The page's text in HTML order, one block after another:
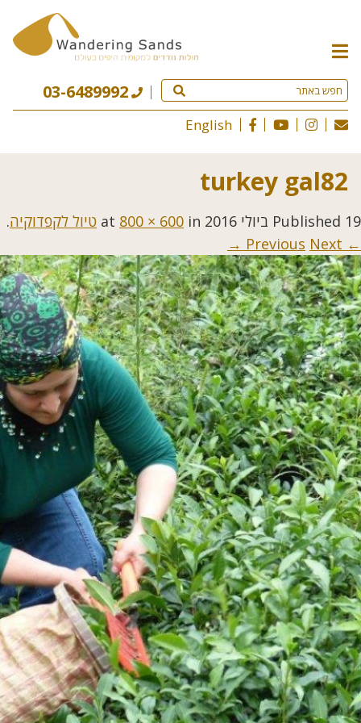
תפריט
האתר
03-6489992
English
turkey gal82
Published 19 ביולי 2016 800 × 600 in טיול לקפדוקיה.
← Previous
Next →